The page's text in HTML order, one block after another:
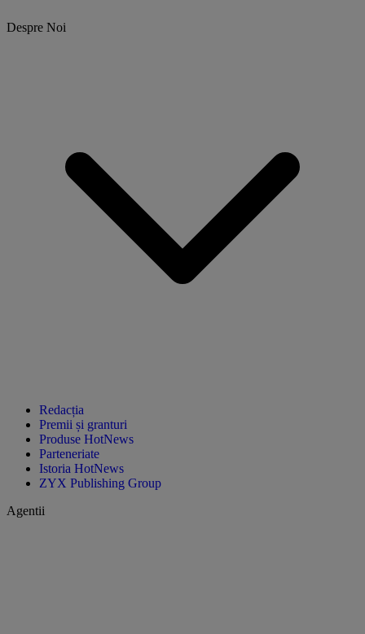
Despre Noi
Redacția
Premii și granturi
Produse HotNews
Parteneriate
Istoria HotNews
ZYX Publishing Group
Agentii